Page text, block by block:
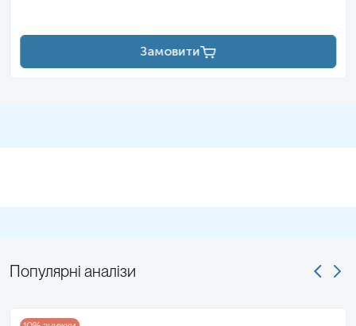
Замовити
Популярні аналізи